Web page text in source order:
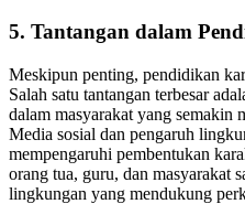
5. Tantangan dalam
Meskipun penting, pendidikan
Salah satu tantangan terbesar
dalam masyarakat yang
Media sosial dan pengaruh
mempengaruhi pembentukan
orang tua, guru, dan masyarakat
lingkungan yang mendukung